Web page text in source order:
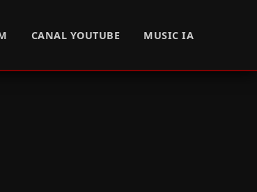
CANAL YOUTUBE MUSIC IA